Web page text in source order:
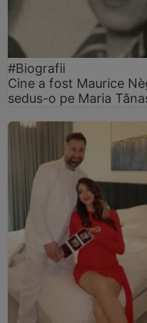
#Biografii
Cine a fost Maurice
sedus-o pe Maria